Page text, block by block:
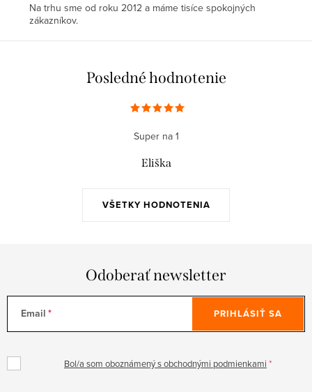
Na trhu sme od roku 2012 a máme tisíce spokojných
zákazníkov.
Posledné hodnotenie
VŠETKY HODNOTENIA
Super na 1
Eliška
Odoberať newsletter
Email
Bol/a som oboznámený s obchodnými podmienkami
PRIHLÁSIŤ SA